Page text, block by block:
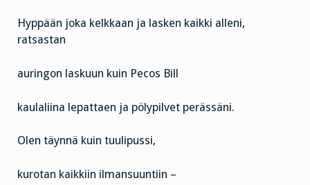
Hyppään joka kelkkaan ja lasken kaikki alleni,
ratsastan
auringon laskuun kuin Pecos Bill
kaulaliina lepattaen ja pölypilvet perässäni.
Olen täynnä kuin tuulipussi,
kurotan kaikkiin ilmansuuntiin –